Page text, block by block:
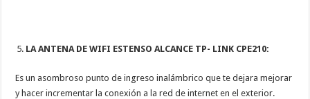
LA ANTENA DE WIFI ESTENSO ALCANCE TP- LINK CPE210:
Es un asombroso punto de ingreso inalámbrico que te dejara mejorar
y hacer incrementar la conexión a la red de internet en el exterior.